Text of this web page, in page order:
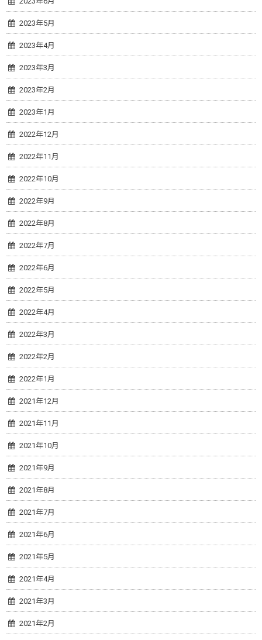
2023年5月
2023年4月
2023年3月
2023年2月
2023年1月
2022年12月
2022年11月
2022年10月
2022年9月
2022年8月
2022年7月
2022年6月
2022年5月
2022年4月
2022年3月
2022年2月
2022年1月
2021年12月
2021年11月
2021年10月
2021年9月
2021年8月
2021年7月
2021年6月
2021年5月
2021年4月
2021年3月
2021年2月